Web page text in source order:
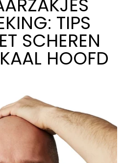
TIPS
SCHEREN
HOOFD